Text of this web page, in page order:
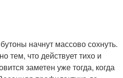
начнут массово сохнуть.
тем, что действует тихо и
заметен уже тогда, когда